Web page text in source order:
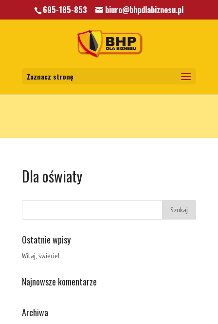
: A non-numeric value encountered in
/home/klient.dhosting.pl/mkkrawczyk/bhpdlabiznesu.pl/public_html/wp-
content/themes/bhp/functions.phpon line5806
695-185-853 biuro@bhpdlabiznesu.pl
Zaznacz stronę
Dla oświaty
Ostatnie wpisy
Witaj, świecie!
Najnowsze komentarze
Archiwa